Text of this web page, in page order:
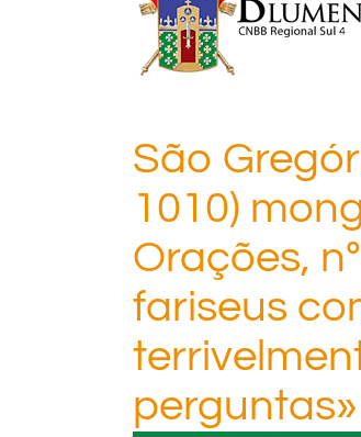
São
1010)
Orações,
fariseus
perguntas»